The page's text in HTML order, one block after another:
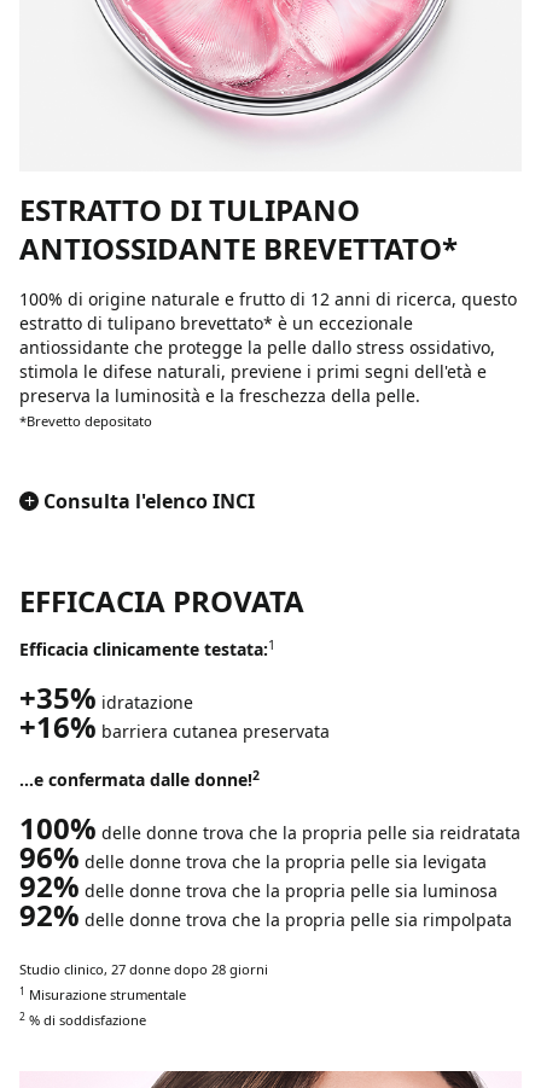
ESTRATTO DI TULIPANO
ANTIOSSIDANTE BREVETTATO*
100% di origine naturale e frutto di 12 anni di ricerca, questo
estratto di tulipano brevettato* è un eccezionale
antiossidante che protegge la pelle dallo stress ossidativo,
stimola le difese naturali, previene i primi segni dell'età e
preserva la luminosità e la freschezza della pelle.
*Brevetto depositato
+ Consulta l'elenco INCI
EFFICACIA PROVATA
Efficacia clinicamente testata:1
+35% idratazione
+16% barriera cutanea preservata
…e confermata dalle donne!2
100% delle donne trova che la propria pelle sia reidratata
96% delle donne trova che la propria pelle sia levigata
92% delle donne trova che la propria pelle sia luminosa
92% delle donne trova che la propria pelle sia rimpolpata
Studio clinico, 27 donne dopo 28 giorni
1 Misurazione strumentale
2 % di soddisfazione